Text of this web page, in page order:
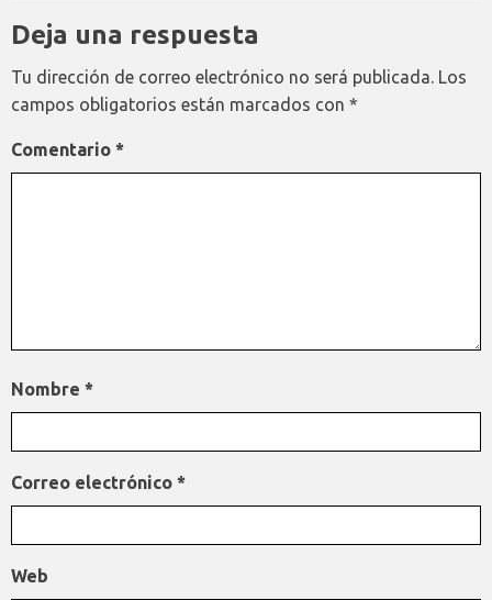
Deja una respuesta
Tu dirección de correo electrónico no será publicada. Los
campos obligatorios están marcados con *
Comentario *
Nombre *
Correo electrónico *
Web